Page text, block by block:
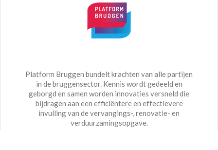
Platform Bruggen bundelt krachten van alle partijen
in de bruggensector. Kennis wordt gedeeld en
geborgd en samen worden innovaties versneld die
bijdragen aan een efficiëntere en effectievere
invulling van de vervangings-, renovatie- en
verduurzamingsopgave.